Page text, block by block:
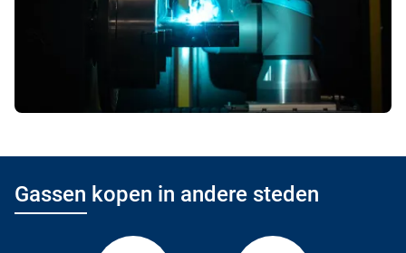
Gassen kopen in andere steden